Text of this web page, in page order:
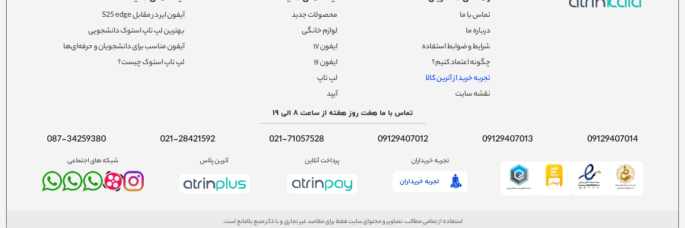
تماس با ما
درباره ما
شرایط و ضوابط استفاده
چگونه اعتماد کنیم؟
تجربه خرید از آترین کالا
نقشه سایت
محصولات جدید
لوازم خانگی
ایفون ۱۷
ایفون ۱۶
لپ تاپ
آیپد
آیفون ایر در مقابل S25 edge
بهترین لپ تاپ استوک دانشجویی
آیفون مناسب برای دانشجویان و حرفه‌ای‌ها
لپ تاپ استوک چیست؟
تماس با ما هفت روز هفته از ساعت 8 الی 19
09129407014
09129407013
09129407012
021-71057528
021-28421592
087-34259380
تجربه خریداران پرداخت آنلاین آترین پلاس شبکه های اجتماعی
استفاده از تمامی مطالب، تصاویر و محتوای سایت فقط برای مقاصد غیر تجاری و با ذکر منبع بلامانع است.